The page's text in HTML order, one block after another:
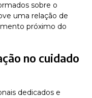
sobre o
uma relação de
próximo do
no cuidado
dedicados e